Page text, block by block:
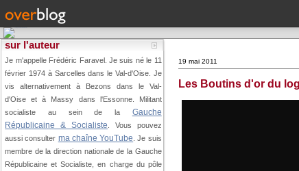
sur l'auteur
Je m'appelle Frédéric Faravel. Je suis né le 11
février 1974 à Sarcelles dans le Val-d'Oise. Je
vis alternativement à Bezons dans le Val-
d'Oise et à Massy dans l'Essonne. Militant
socialiste au sein de la Gauche
Républicaine & Socialiste . Vous pouvez
aussi consulter ma chaîne YouTube . Je suis
membre de la direction nationale de la Gauche
Républicaine et Socialiste, en charge du pôle
19 mai 2011
Les Boutins d'or du